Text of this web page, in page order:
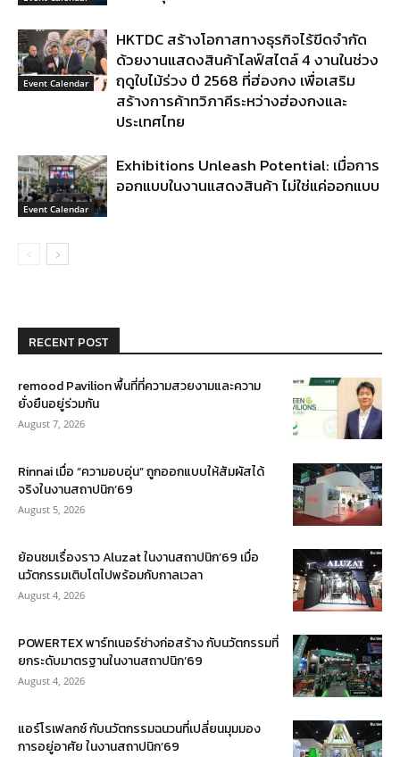
Event Calendar
HKTDC สร้างโอกาสทางธุรกิจไร้ขีดจำกัด
ด้วยงานแสดงสินค้าไลฟ์สไตล์ 4 งานในช่วง
ฤดูใบไม้ร่วง ปี 2568 ที่ฮ่องกง เพื่อเสริม
สร้างการค้าทวิภาคีระหว่างฮ่องกงและ
ประเทศไทย
Event Calendar
Exhibitions Unleash Potential: เมื่อการ
ออกแบบในงานแสดงสินค้า ไม่ใช่แค่ออกแบบ
RECENT POST
remood Pavilion พื้นที่ที่ความสวยงามและความ
ยั่งยืนอยู่ร่วมกัน
August 7, 2026
Rinnai เมื่อ “ความอบอุ่น” ถูกออกแบบให้สัมผัสได้
จริงในงานสถาปนิก’69
August 5, 2026
ย้อนชมเรื่องราว Aluzat ในงานสถาปนิก’69 เมื่อ
นวัตกรรมเติบโตไปพร้อมกับกาลเวลา
August 4, 2026
POWERTEX พาร์ทเนอร์ช่างก่อสร้าง กับนวัตกรรมที่
ยกระดับมาตรฐานในงานสถาปนิก’69
August 4, 2026
แอร์โรเฟลกซ์ กับนวัตกรรมฉนวนที่เปลี่ยนมุมมอง
การอยู่อาศัย ในงานสถาปนิก’69